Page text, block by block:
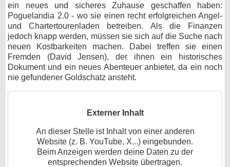
ein neues und sicheres Zuhause geschaffen haben:
Poguelandia 2.0 - wo sie einen recht erfolgreichen Angel-
und Chartertourenladen betreiben. Als die Finanzen
jedoch knapp werden, müssen sie sich auf die Suche nach
neuen Kostbarkeiten machen. Dabei treffen sie einen
Fremden (David Jensen), der ihnen ein historisches
Dokument und ein neues Abenteuer anbietet, da ein noch
nie gefundener Goldschatz ansteht.
Externer Inhalt
An dieser Stelle ist Inhalt von einer anderen
Website (z. B. YouTube, X...) eingebunden.
Beim Anzeigen werden deine Daten zu der
entsprechenden Website übertragen.
Nutzungsbedingungen
Datenschutz
Cookie-Einstellungen
Impressum
myFanbase